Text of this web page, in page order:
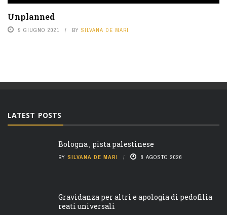
Unplanned
9 GIUGNO 2021 BY SILVANA DE MARI
LATEST POSTS
Bologna , pista palestinese
BY SILVANA DE MARI 8 AGOSTO 2026
Gravidanza per altri e apologia di pedofilia
reati universali